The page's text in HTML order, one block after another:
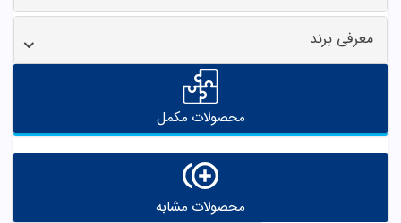
معرفی برند
محصولات مکمل
محصولات مشابه